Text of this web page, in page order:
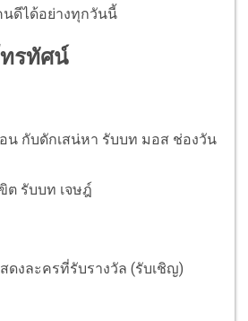
นดีได้อย่างทุกวันนี้
รทัศน์
อน กับดักเสน่หา รับบท มอส ช่องวัน
ต รับบท เจษฎ์
ดงละครที่รับรางวัล (รับเชิญ)